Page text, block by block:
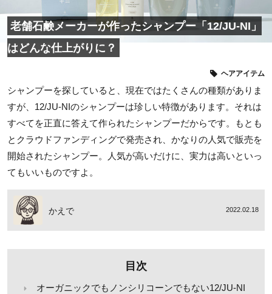
老舗石鹸メーカーが作ったシャンプー「12/JU-NI」
はどんな仕上がりに？
ヘアアイテム
シャンプーを探していると、現在ではたくさんの種類がありま
すが、12/JU-NIのシャンプーは珍しい特徴があります。それは
すべてを正直に答えて作られたシャンプーだからです。もとも
とクラウドファンディングで発売され、かなりの人気で販売を
開始されたシャンプー。人気が高いだけに、実力は高いといっ
てもいいものですよ。
かえで 2022.02.18
目次
オーガニックでもノンシリコーンでもない12/JU-NI